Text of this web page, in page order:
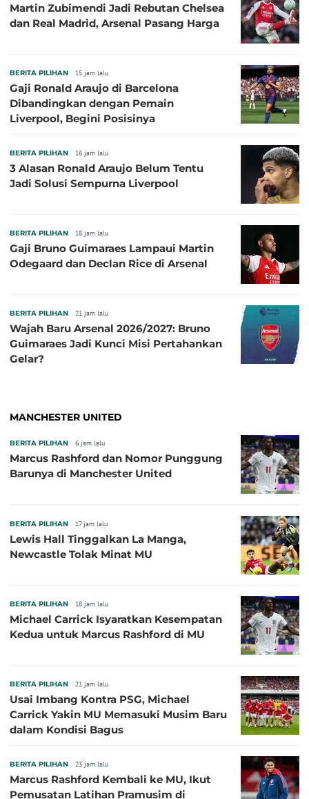
Martin Zubimendi Jadi Rebutan Chelsea
dan Real Madrid, Arsenal Pasang Harga
BERITA PILIHAN 15 jam lalu
Gaji Ronald Araujo di Barcelona
Dibandingkan dengan Pemain
Liverpool, Begini Posisinya
BERITA PILIHAN 16 jam lalu
3 Alasan Ronald Araujo Belum Tentu
Jadi Solusi Sempurna Liverpool
BERITA PILIHAN 18 jam lalu
Gaji Bruno Guimaraes Lampaui Martin
Odegaard dan Declan Rice di Arsenal
BERITA PILIHAN 21 jam lalu
Wajah Baru Arsenal 2026/2027: Bruno
Guimaraes Jadi Kunci Misi Pertahankan
Gelar?
MANCHESTER UNITED
BERITA PILIHAN 6 jam lalu
Marcus Rashford dan Nomor Punggung
Barunya di Manchester United
BERITA PILIHAN 17 jam lalu
Lewis Hall Tinggalkan La Manga,
Newcastle Tolak Minat MU
BERITA PILIHAN 18 jam lalu
Michael Carrick Isyaratkan Kesempatan
Kedua untuk Marcus Rashford di MU
BERITA PILIHAN 21 jam lalu
Usai Imbang Kontra PSG, Michael
Carrick Yakin MU Memasuki Musim Baru
dalam Kondisi Bagus
BERITA PILIHAN 23 jam lalu
Marcus Rashford Kembali ke MU, Ikut
Pemusatan Latihan Pramusim di